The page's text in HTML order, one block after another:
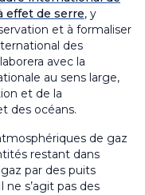
effet de serre, y
et à formaliser
des
avec la
au sens large,
et de la
des océans.
de gaz
restant dans
par des puits
s’agit pas des